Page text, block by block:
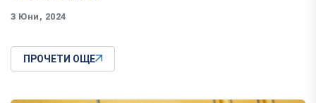
3 Юни, 2024
ПРОЧЕТИ ОЩЕ